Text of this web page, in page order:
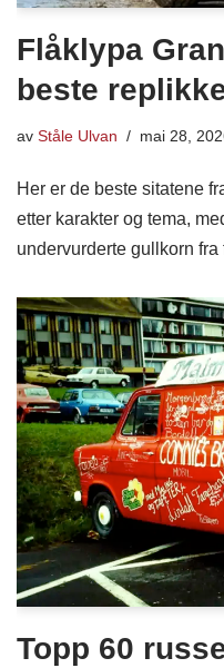
Flåklypa
beste
av Ståle Ulvan mai 28,
Her er de beste sitatene
etter karakter og tema,
undervurderte gullkorn fra
Topp 60